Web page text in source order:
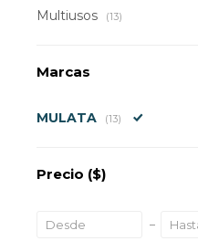
Multiusos (13)
Marcas
MULATA (13)
Precio ($)